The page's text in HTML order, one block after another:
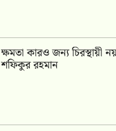
ক্ষমতা কারও জন্য চিরস্থায়ী
শফিকুর রহমান